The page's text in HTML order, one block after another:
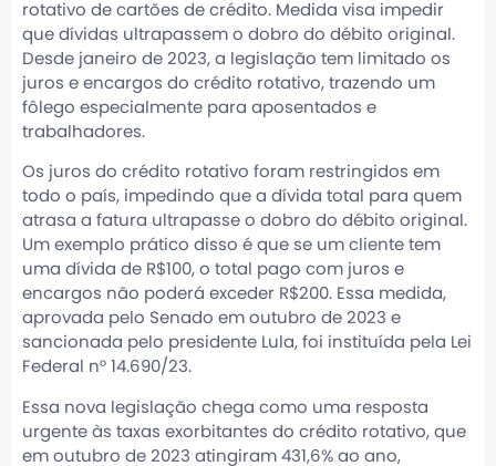
rotativo de cartões de crédito. Medida visa impedir
que dívidas ultrapassem o dobro do débito original.
Desde janeiro de 2023, a legislação tem limitado os
juros e encargos do crédito rotativo, trazendo um
fôlego especialmente para aposentados e
trabalhadores.
Os juros do crédito rotativo foram restringidos em
todo o país, impedindo que a dívida total para quem
atrasa a fatura ultrapasse o dobro do débito original.
Um exemplo prático disso é que se um cliente tem
uma dívida de R$100, o total pago com juros e
encargos não poderá exceder R$200. Essa medida,
aprovada pelo Senado em outubro de 2023 e
sancionada pelo presidente Lula, foi instituída pela Lei
Federal n° 14.690/23.
Essa nova legislação chega como uma resposta
urgente às taxas exorbitantes do crédito rotativo, que
em outubro de 2023 atingiram 431,6% ao ano,